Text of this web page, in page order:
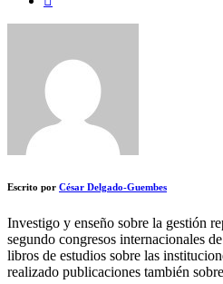
Escrito por César Delgado-Guembes
Investigo y enseño sobre la gestión
segundo congresos internacionales
libros de estudios sobre las
realizado publicaciones también